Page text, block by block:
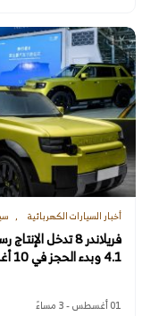
أخبار السيارات الكهربائية
4.1 وبدء الحجز في 10 أغسطس
01 أغسطس - 3 مساءً